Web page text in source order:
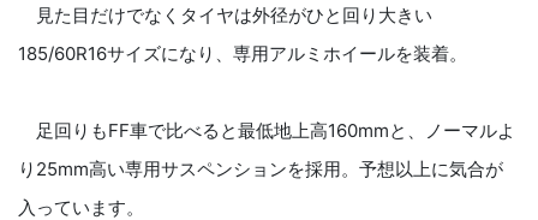
見た目だけでなくタイヤは外径がひと回り大きい
185/60R16サイズになり、専用アルミホイールを装着。
足回りもFF車で比べると最低地上高160mmと、ノーマルよ
り25mm高い専用サスペンションを採用。予想以上に気合が
入っています。